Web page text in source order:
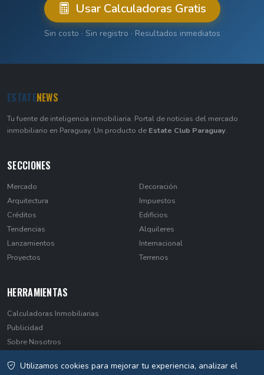
Usar Calculadoras Gratis
Sin costo · Sin registro · Resultados inmediatos
ESTATENEWS
Tu fuente de inteligencia inmobiliaria. Portal de noticias del mercado
inmobiliario en Paraguay. Un producto de Estate Club Paraguay.
SECCIONES
Mercado
Arquitectura
Créditos
Tendencias
Lanzamientos
Proyectos
Decoración
Impuestos
Edificios
Alquileres
Internacional
Terrenos
HERRAMIENTAS
Calculadoras Inmobiliarias
Publicidad
Sobre Nosotros
Privacidad
Utilizamos cookies para mejorar tu experiencia, analizar el